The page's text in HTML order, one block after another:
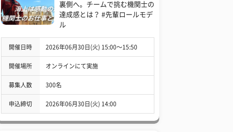
裏側へ。チームで挑む機関士の
達成感とは？ #先輩ロールモデ
ル
開催日時 2026年06月30日(火) 15:00〜15:50
開催場所 オンラインにて実施
募集人数 300名
申込締切 2026年06月30日(火) 14:00